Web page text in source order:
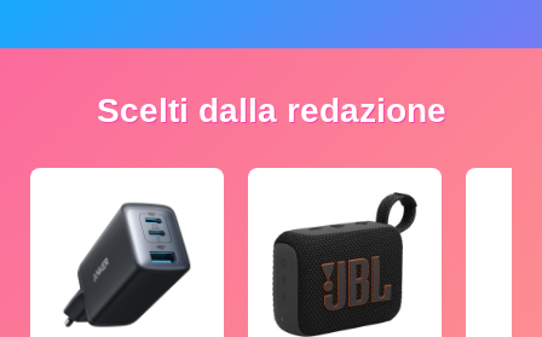
Scelti dalla redazione